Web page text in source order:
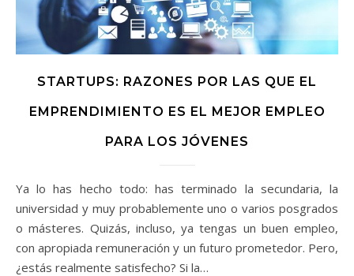
STARTUPS: RAZONES POR LAS QUE EL
EMPRENDIMIENTO ES EL MEJOR EMPLEO
PARA LOS JÓVENES
Ya lo has hecho todo: has terminado la secundaria, la
universidad y muy probablemente uno o varios posgrados
o másteres. Quizás, incluso, ya tengas un buen empleo,
con apropiada remuneración y un futuro prometedor. Pero,
¿estás realmente satisfecho? Si la…